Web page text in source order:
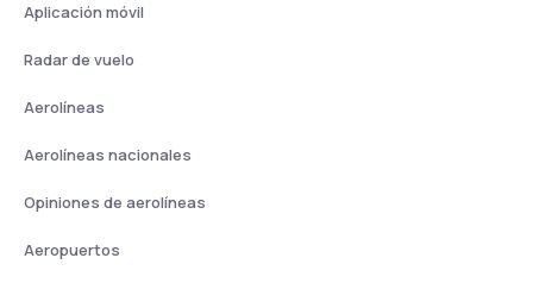
Aplicación móvil
Radar de vuelo
Aerolíneas
Aerolíneas nacionales
Opiniones de aerolíneas
Aeropuertos